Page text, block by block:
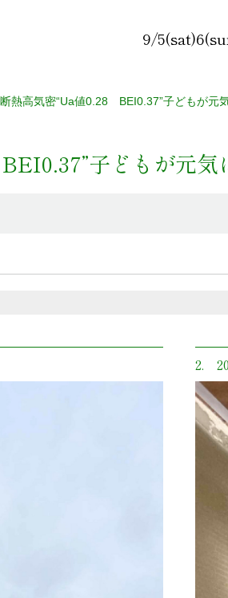
9/
熱高気密“Ua値0.28 BEI0.37”子どもが
子どもが元
2.